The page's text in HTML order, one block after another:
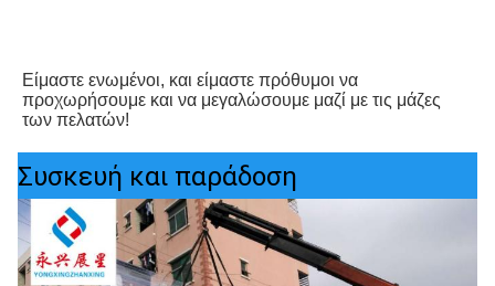
Είμαστε ενωμένοι, και είμαστε πρόθυμοι να
προχωρήσουμε και να μεγαλώσουμε μαζί με τις μάζες
των πελατών!
Συσκευή και παράδοση